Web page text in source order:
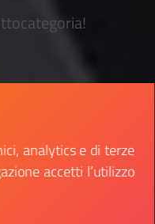
analytics e di terze
accetti l’utilizzo